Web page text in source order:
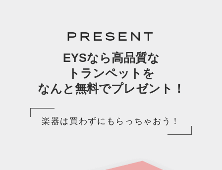
PRESENT
EYSなら高品質な
トランペットを
なんと無料でプレゼント！
楽器は買わずにもらっちゃおう！